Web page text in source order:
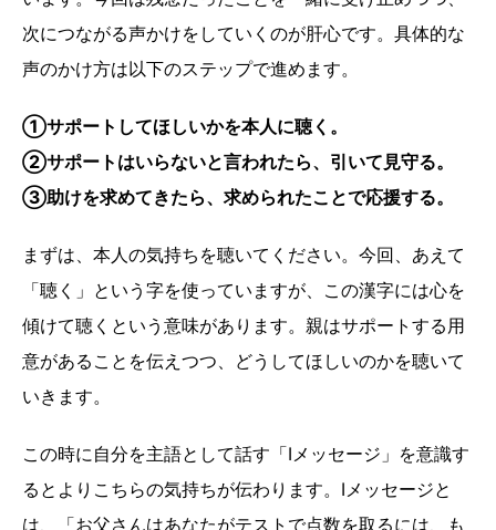
次につながる声かけをしていくのが肝心です。具体的な
声のかけ方は以下のステップで進めます。
①サポートしてほしいかを本人に聴く。
②サポートはいらないと言われたら、引いて見守る。
③助けを求めてきたら、求められたことで応援する。
まずは、本人の気持ちを聴いてください。今回、あえて
「聴く」という字を使っていますが、この漢字には心を
傾けて聴くという意味があります。親はサポートする用
意があることを伝えつつ、どうしてほしいのかを聴いて
いきます。
この時に自分を主語として話す「Iメッセージ」を意識す
るとよりこちらの気持ちが伝わります。Iメッセージと
は、「お父さんはあなたがテストで点数を取るには、も